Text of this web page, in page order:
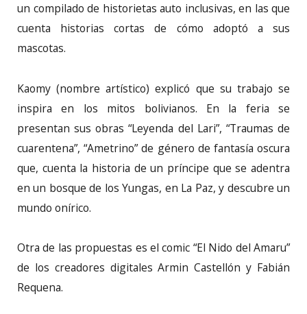
un compilado de historietas auto inclusivas, en las que
cuenta historias cortas de cómo adoptó a sus
mascotas.
Kaomy (nombre artístico) explicó que su trabajo se
inspira en los mitos bolivianos. En la feria se
presentan sus obras “Leyenda del Lari”, “Traumas de
cuarentena”, “Ametrino” de género de fantasía oscura
que, cuenta la historia de un príncipe que se adentra
en un bosque de los Yungas, en La Paz, y descubre un
mundo onírico.
Otra de las propuestas es el comic “El Nido del Amaru”
de los creadores digitales Armin Castellón y Fabián
Requena.